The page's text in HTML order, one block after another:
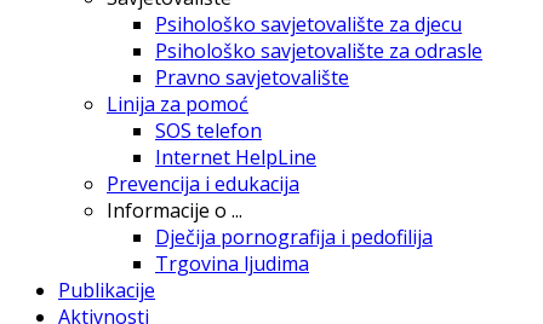
Psihološko savjetovalište za djecu
Psihološko savjetovalište za odrasle
Pravno savjetovalište
Linija za pomoć
SOS telefon
Internet HelpLine
Prevencija i edukacija
Informacije o ...
Dječija pornografija i pedofilija
Trgovina ljudima
Publikacije
Aktivnosti